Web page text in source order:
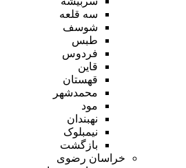
سه قلعه
شوسف
طبس
فردوس
قاین
قهستان
محمدشهر
مود
نهبندان
نیمبلوک
بازگشت
خراسان رضوی